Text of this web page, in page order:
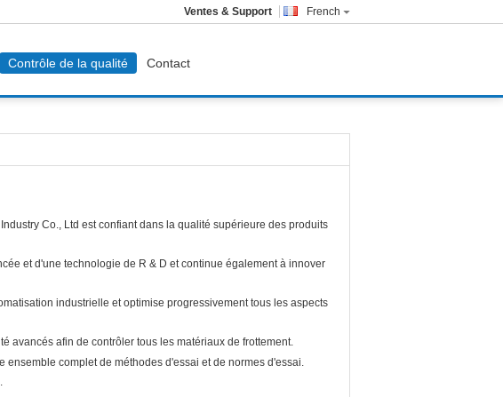
French
Ventes & Support
Contrôle de la qualité
Contact
Co., Ltd est confiant dans la qualité supérieure des produits
et d'une technologie de R & D et continue également à innover
industrielle et optimise progressivement tous les aspects
avancés afin de contrôler tous les matériaux de frottement.
ensemble complet de méthodes d'essai et de normes d'essai.